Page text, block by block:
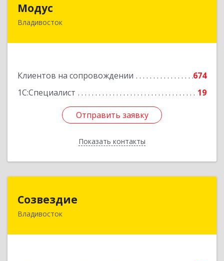
Модус
Владивосток
Клиентов на сопровождении
674
1С:Специалист
19
Отправить заявку
Показать контакты
690091, Приморский край, Владивосток г, ул.
Отправить заявку
Назад
Созвездие
Владивосток690069, Приморский край, Владивосток г,